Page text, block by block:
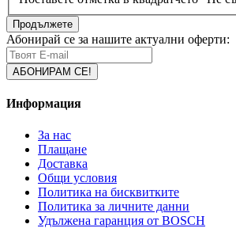
Продължете
Абонирай се за нашите актуални оферти:
Информация
За нас
Плащане
Доставка
Общи условия
Политика на бисквитките
Политика за личните данни
Удължена гаранция от BOSCH